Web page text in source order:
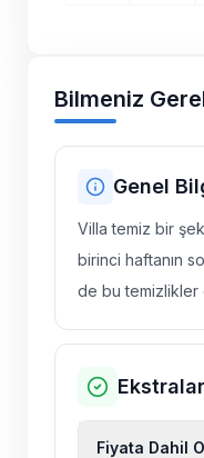
Bilmeniz
Genel
Villa temiz bir
birinci haftanın
de bu temizlikler
Fiyata Dahil